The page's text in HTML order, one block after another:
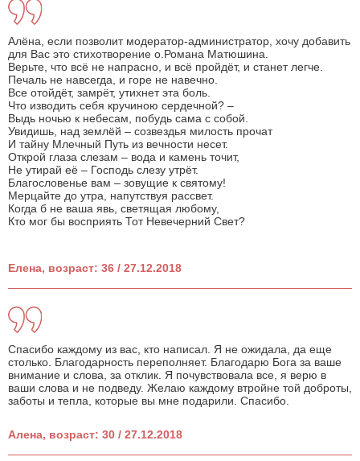
Алёна, если позволит модератор-администратор, хочу добавить
для Вас это стихотворение о.Романа Матюшина.
Верьте, что всё не напрасно, и всё пройдёт, и станет легче.
Печаль не навсегда, и горе не навечно.
Все отойдёт, замрёт, утихнет эта боль.
Что изводить себя кручиною сердечной? –
Выдь ночью к небесам, побудь сама с собой.
Увидишь, над землёй – созвездья милость прочат
И тайну Млечный Путь из вечности несет.
Открой глаза слезам – вода и камень точит,
Не утирай её – Господь слезу утрёт.
Благословенье вам – зовущие к святому!
Мерцайте до утра, напутствуя рассвет.
Когда б не ваша явь, светящая любому,
Кто мог бы восприять Тот Невечерний Свет?
Елена, возраст: 36 / 27.12.2018
Спасибо каждому из вас, кто написал. Я не ожидала, да еще
столько. Благодарность переполняет. Благодарю Бога за ваше
внимание и слова, за отклик. Я почувствовала все, я верю в
ваши слова и не подведу. Желаю каждому втройне той доброты,
заботы и тепла, которые вы мне подарили. Спасибо.
Алена, возраст: 30 / 27.12.2018